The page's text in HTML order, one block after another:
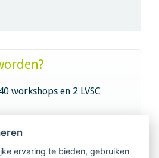
workshops en 2 LVSC
vakgenoten
ervaring te bieden, gebruiken